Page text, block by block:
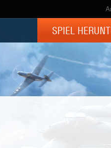
SPIEL